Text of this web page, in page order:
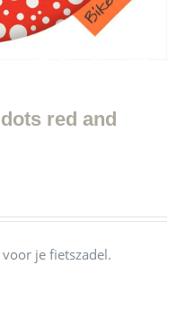
red and
je fietszadel.